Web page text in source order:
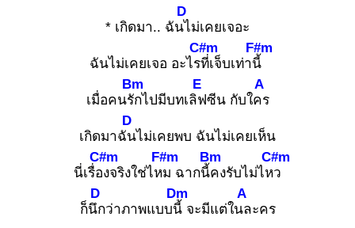
* เกิดมา.. ฉันไ
D
ม่เคยเจอะ
ฉันไม่เคยเจอ อะไรที่
C#m
เจ็บเท่านี้
F#m
เมื่อคนรัก
Bm
ไปมีบทเลิฟ
E
ซีน กับใคร
A
เกิดมาฉัน
D
ไม่เคยพบ ฉันไม่เคยเห็น
นี่เรื่อง
C#m
จริงใช่ไหม
F#m
ฉากนี้ค
Bm
งรับไม่ไหว
C#m
ก็นึก
D
ว่าภาพแบบนี้
Dm
จะมีแต่ในล
A
ะคร